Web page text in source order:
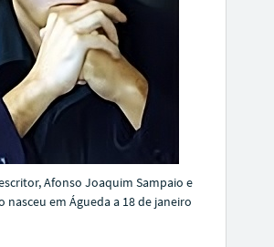
Afonso Joaquim Sampaio e
nasceu em Águeda a 18 de janeiro